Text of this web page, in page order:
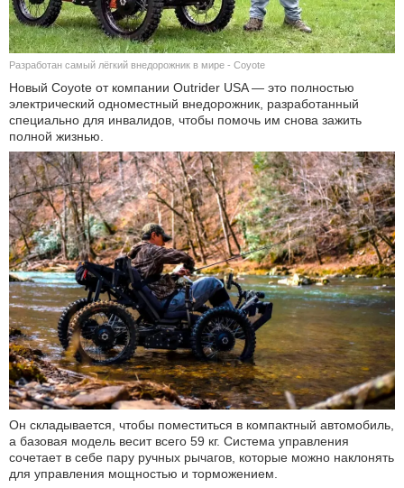
ШОУ-БИЗНЕС
АВТО И МОТО
ЭГОИЗМ
Разработан самый лёгкий внедорожник в мире - Coyote
Новый Coyote от компании Outrider USA — это полностью
электрический одноместный внедорожник, разработанный
специально для инвалидов, чтобы помочь им снова зажить
полной жизнью.
Он складывается, чтобы поместиться в компактный автомобиль,
а базовая модель весит всего 59 кг. Система управления
сочетает в себе пару ручных рычагов, которые можно наклонять
для управления мощностью и торможением.